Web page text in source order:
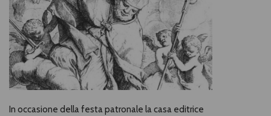
In occasione della festa patronale la casa editrice